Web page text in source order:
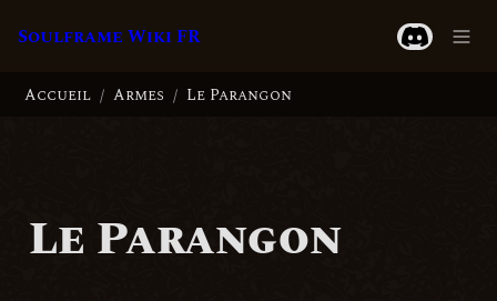
Soulframe Wiki FR
Accueil / Armes / Le Parangon
Le Parangon